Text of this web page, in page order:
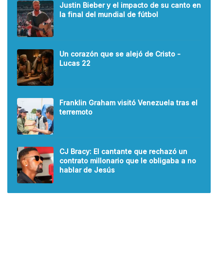
Justin Bieber y el impacto de su canto en
la final del mundial de fútbol
Un corazón que se alejó de Cristo -
Lucas 22
Franklin Graham visitó Venezuela tras el
terremoto
CJ Bracy: El cantante que rechazó un
contrato millonario que le obligaba a no
hablar de Jesús